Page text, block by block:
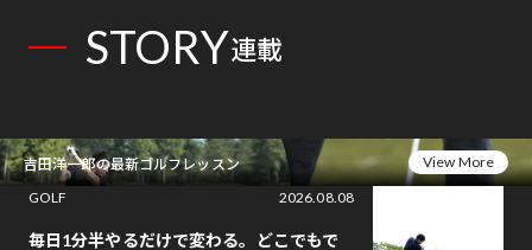
STORY連載
吉田洋一郎の最新ゴルフレッスン
View More
GOLF
2026.08.08
毎日1分半やるだけで変わる。どこでもで